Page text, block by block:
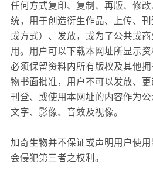
任何方式复印、复制、再版、修
统，用于创造衍生作品、上传、
或方式）、发放，或为了公共或
用。用户可以下载本网址所显示
必须保留资料内所有版权及其他
物书面批准，用户不可以发放、
刊登、或使用本网址的内容作为
文字、影像、音效及视像。
加奇生物并不保证或声明用户使
会侵犯第三者之权利。